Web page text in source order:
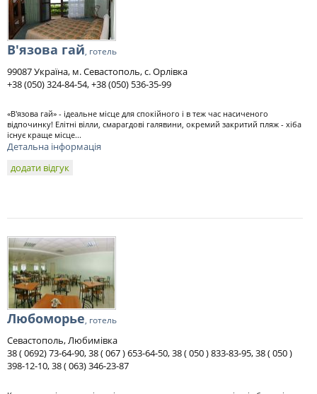
В'язова гай, готель
99087 Україна, м. Севастополь, с. Орлівка
+38 (050) 324-84-54, +38 (050) 536-35-99
«В'язова гай» - ідеальне місце для спокійного і в теж час насиченого
відпочинку! Елітні вілли, смарагдові галявини, окремий закритий пляж - хіба
існує краще місце...
Детальна інформація
додати відгук
Любоморье, готель
Севастополь, Любимівка
38 ( 0692) 73-64-90, 38 ( 067 ) 653-64-50, 38 ( 050 ) 833-83-95, 38 ( 050 )
398-12-10, 38 ( 063) 346-23-87